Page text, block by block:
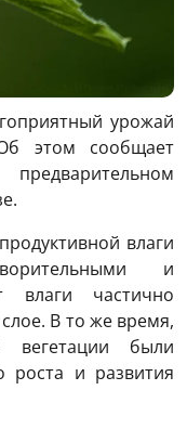
урожай
этом сообщает
влаги
и
влаги частично
В то же время,
вегетации были
роста и развития